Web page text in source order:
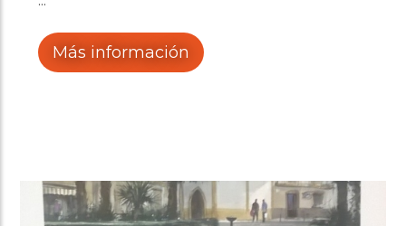
marco de la Feria Regional del Melón
Más información